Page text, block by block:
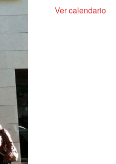
Ver calendario